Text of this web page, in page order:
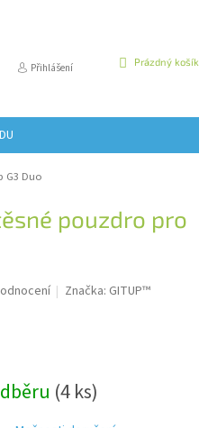
Přihlášení
NÁKUPNÍ
Prázdný košík
G3 Duo
pouzdro pro
Značka: GITUP™
(4 ks)